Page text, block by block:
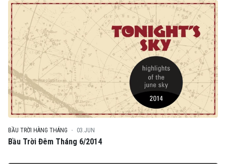
BẦU TRỜI HÀNG THÁNG 03.JUN
Bầu Trời Đêm Tháng 6/2014